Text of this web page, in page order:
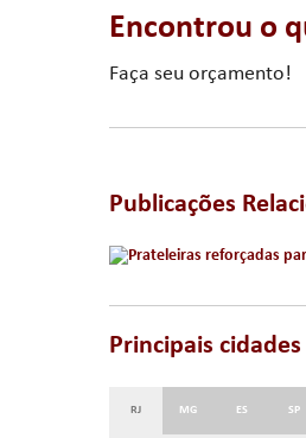
Encontrou o
Faça seu orçamento!
Publicações
Principais
RJ MG ES SP